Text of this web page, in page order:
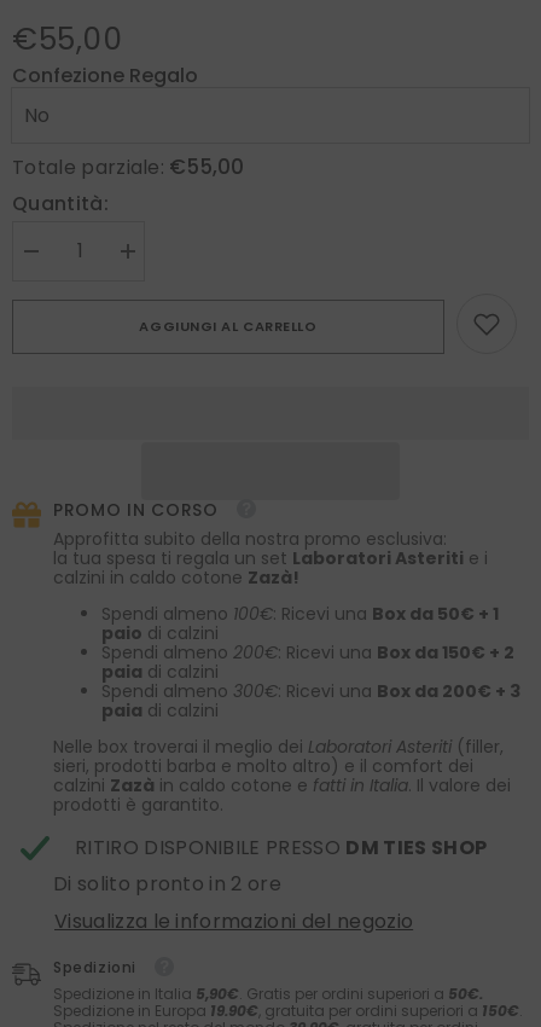
€55,00
Confezione Regalo
Totale parziale: €55,00
Quantità:
Diminuire
quantità
Lino
Aumenta
quantità
Sciarpa
Lino
AGGIUNGI AL CARRELLO
PROMO IN CORSO
Approfitta subito della nostra promo esclusiva:
la tua spesa ti regala un set Laboratori Asteriti e i
calzini in caldo cotone Zazà!
Spendi almeno 100€: Ricevi una Box da 50€ + 1
paio di calzini
Spendi almeno 200€: Ricevi una Box da 150€ + 2
paia di calzini
Spendi almeno 300€: Ricevi una Box da 200€ + 3
paia di calzini
Nelle box troverai il meglio dei Laboratori Asteriti (filler,
sieri, prodotti barba e molto altro) e il comfort dei
calzini Zazà in caldo cotone e fatti in Italia. Il valore dei
prodotti è garantito.
RITIRO DISPONIBILE PRESSO DM TIES SHOP
Di solito pronto in 2 ore
Visualizza le informazioni del negozio
Spedizioni
Spedizione in Italia 5,90€. Gratis per ordini superiori a 50€.
Spedizione in Europa 19.90€, gratuita per ordini superiori a 150€.